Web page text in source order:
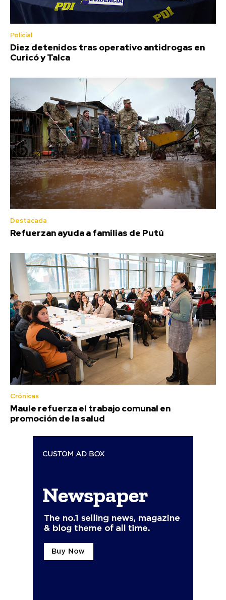
Policial
Diez detenidos tras operativo antidrogas en
Curicó y Talca
Destacada
Refuerzan ayuda a familias de Putú
Crónicas
Maule refuerza el trabajo comunal en
promoción de la salud